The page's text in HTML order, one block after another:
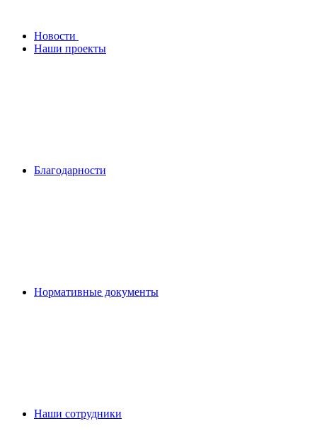
Новости
Наши проекты
Благодарности
Нормативные документы
Наши сотрудники